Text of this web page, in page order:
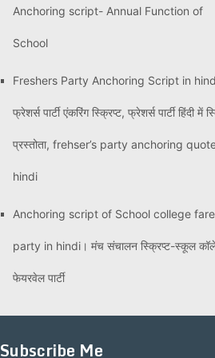
Anchoring script- Annual Function of
School
Freshers Party Anchoring Script in
फ्रेशर्स पार्टी एंकरिंग स्क्रिप्ट, फ्रेशर्स पार्टी हिंदी में
प्रस्तोता, frehser’s party anchoring
hindi
Anchoring script of School college
party in hindi। मंच संचालन स्क्रिप्ट-स्कूल
फेयरवेल पार्टी
Subscribe Me